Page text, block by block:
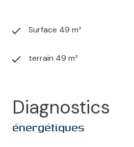
Surface 49 m²
terrain 49 m²
Diagnostics
énergétiques